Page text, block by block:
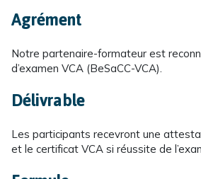
Agrément
Notre partenaire-formateur est
d’examen VCA (BeSaCC-VCA).
Délivrable
Les participants recevront une
et le certificat VCA si réussite de